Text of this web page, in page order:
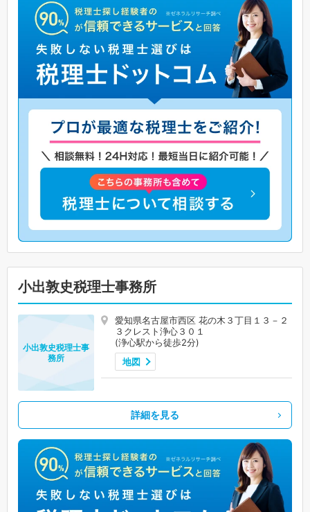
小出敦史税理士事務所
愛知県名古屋市西区 花の木３丁目１３－２
３クレスト浄心３０１
(浄心駅から徒歩2分)
地図
小出敦史税理士事
務所
詳細を見る